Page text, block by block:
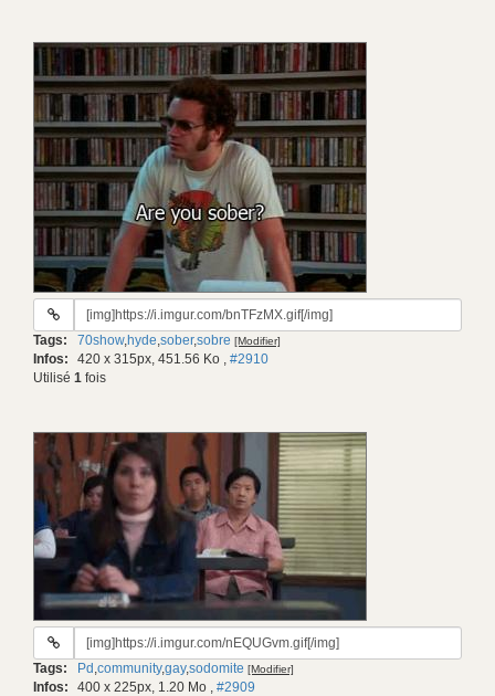
URL
gif:
Tags: 70show,hyde,sober,sobre [Modifier]
Infos: 420 x 315px, 451.56 Ko , #2910
Utilisé 1 fois
URL
gif:
Tags: Pd ,community,gay,sodomite [Modifier]
Infos: 400 x 225px, 1.20 Mo , #2909